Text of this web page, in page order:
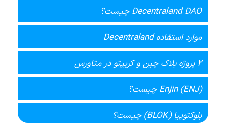
Decentraland DAO چیست؟
موارد استفاده Decentraland
2 پروژه بلاک چین و کریپتو در متاورس
Enjin (ENJ) چیست؟
بلوکتوپیا (BLOK) چیست؟